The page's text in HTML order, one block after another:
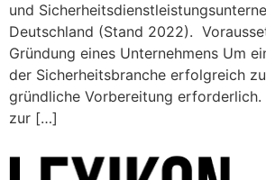
und
Deutschland (Stand 2022).
Gründung eines Unternehmens Um
der Sicherheitsbranche erfolgreich
gründliche Vorbereitung erforderlich.
zur […]